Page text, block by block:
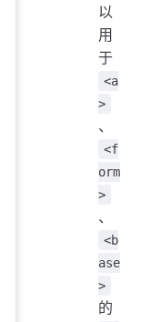
以
用
于
<a
>
、
<f
orm
>
、
<b
ase
>
的